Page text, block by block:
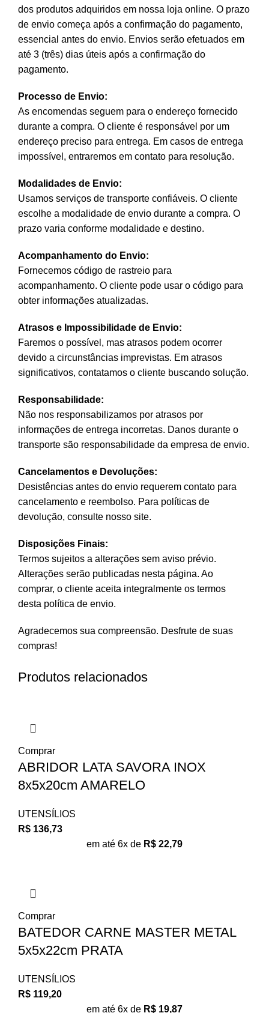
dos produtos adquiridos em nossa loja online. O prazo
de envio começa após a confirmação do pagamento,
essencial antes do envio. Envios serão efetuados em
até 3 (três) dias úteis após a confirmação do
pagamento.
Processo de Envio:
As encomendas seguem para o endereço fornecido
durante a compra. O cliente é responsável por um
endereço preciso para entrega. Em casos de entrega
impossível, entraremos em contato para resolução.
Modalidades de Envio:
Usamos serviços de transporte confiáveis. O cliente
escolhe a modalidade de envio durante a compra. O
prazo varia conforme modalidade e destino.
Acompanhamento do Envio:
Fornecemos código de rastreio para
acompanhamento. O cliente pode usar o código para
obter informações atualizadas.
Atrasos e Impossibilidade de Envio:
Faremos o possível, mas atrasos podem ocorrer
devido a circunstâncias imprevistas. Em atrasos
significativos, contatamos o cliente buscando solução.
Responsabilidade:
Não nos responsabilizamos por atrasos por
informações de entrega incorretas. Danos durante o
transporte são responsabilidade da empresa de envio.
Cancelamentos e Devoluções:
Desistências antes do envio requerem contato para
cancelamento e reembolso. Para políticas de
devolução, consulte nosso site.
Disposições Finais:
Termos sujeitos a alterações sem aviso prévio.
Alterações serão publicadas nesta página. Ao
comprar, o cliente aceita integralmente os termos
desta política de envio.
Agradecemos sua compreensão. Desfrute de suas
compras!
Produtos relacionados
Comprar
ABRIDOR LATA SAVORA INOX
8x5x20cm AMARELO
UTENSÍLIOS
R$ 136,73
em até 6x de R$ 22,79
Comprar
BATEDOR CARNE MASTER METAL
5x5x22cm PRATA
UTENSÍLIOS
R$ 119,20
em até 6x de R$ 19,87